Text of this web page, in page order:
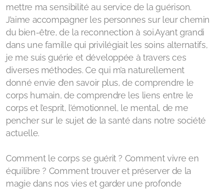
mettre ma sensibilité au service de la guérison.
J’aime accompagner les personnes sur leur chemin
du bien-être, de la reconnection à soi.Ayant grandi
dans une famille qui privilégiait les soins alternatifs,
je me suis guérie et développée à travers ces
diverses méthodes. Ce qui m’a naturellement
donné envie d’en savoir plus, de comprendre le
corps humain, de comprendre les liens entre le
corps et l’esprit, l’émotionnel, le mental, de me
pencher sur le sujet de la santé dans notre société
actuelle.
Comment le corps se guérit ? Comment vivre en
équilibre ? Comment trouver et préserver de la
magie dans nos vies et garder une profonde
Me 17h30-18h30 | Hatha Yoga | Lalita
Me 19h15-20h30 | Yoga | Aurore Bhavani
Je 9h-12h ou 14h-17h | Etude du Yoga | Lalita
Ve 12h15-13h30 | Vinyasayoga | Maria
Hutte de Sudation avec Chloé et Lalita | Espace
14h00
Voyage sonore | Deolinda - 2 lundis/mois